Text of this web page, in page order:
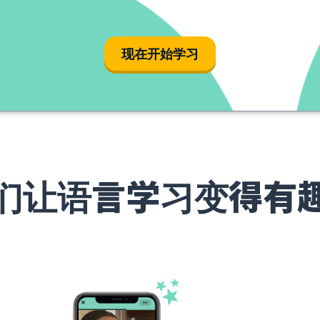
现在开始学习
让语言学习变得有